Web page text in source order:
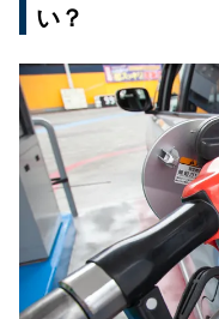
い？